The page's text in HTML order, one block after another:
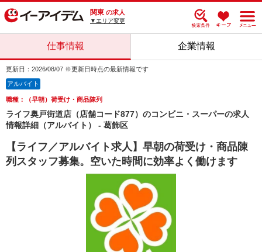
関東 の求人
▼エリア変更
仕事情報 企業情報
更新日：2026/08/07 ※更新日時点の最新情報です
アルバイト
職種：（早朝）荷受け・商品陳列
ライフ奥戸街道店（店舗コード877）のコンビニ・スーパーの求人
情報詳細（アルバイト） - 葛飾区
【ライフ／アルバイト求人】早朝の荷受け・商品陳
列スタッフ募集。空いた時間に効率よく働けます